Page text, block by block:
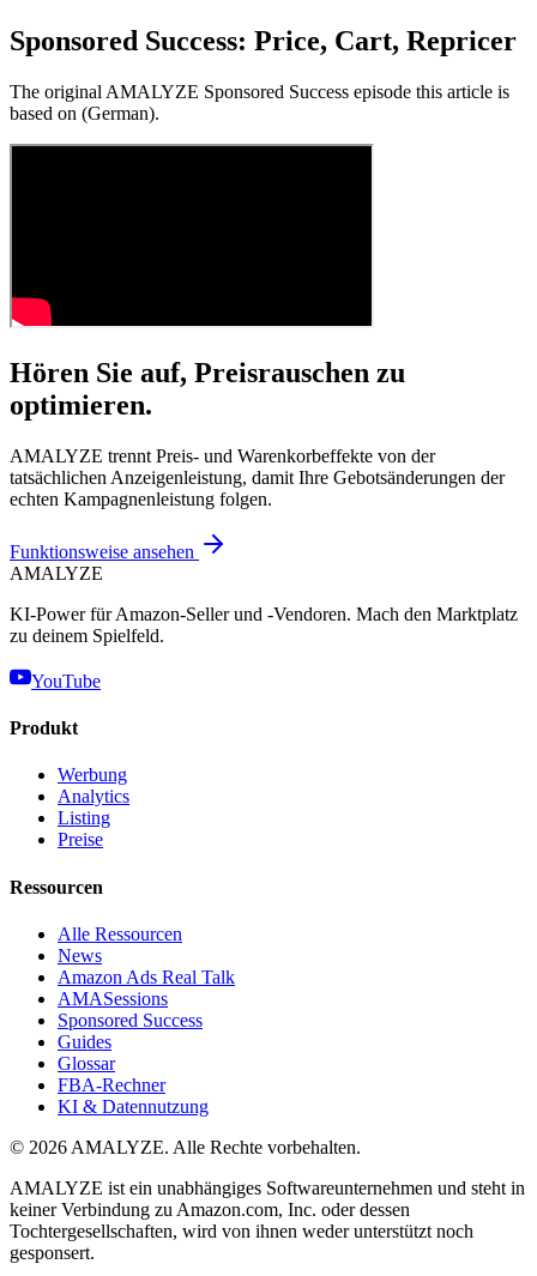
Sponsored Success: Price, Cart, Repricer
The original AMALYZE Sponsored Success episode this article is
based on (German).
Hören Sie auf, Preisrauschen zu
optimieren.
AMALYZE trennt Preis- und Warenkorbeffekte von der
tatsächlichen Anzeigenleistung, damit Ihre Gebotsänderungen der
echten Kampagnenleistung folgen.
Funktionsweise ansehen
AMALYZE
KI-Power für Amazon-Seller und -Vendoren. Mach den Marktplatz
zu deinem Spielfeld.
YouTube
Produkt
Werbung
Analytics
Listing
Preise
Ressourcen
Alle Ressourcen
News
Amazon Ads Real Talk
AMASessions
Sponsored Success
Guides
Glossar
FBA-Rechner
KI & Datennutzung
© 2026 AMALYZE. Alle Rechte vorbehalten.
AMALYZE ist ein unabhängiges Softwareunternehmen und steht in
keiner Verbindung zu Amazon.com, Inc. oder dessen
Tochtergesellschaften, wird von ihnen weder unterstützt noch
gesponsert.